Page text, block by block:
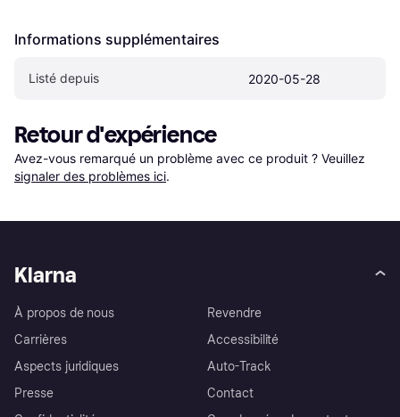
Informations supplémentaires
Listé depuis 2020-05-28
Retour d'expérience
Avez-vous remarqué un problème avec ce produit ? Veuillez
signaler des problèmes ici.
Klarna
À propos de nous
Carrières
Aspects juridiques
Presse
Revendre
Accessibilité
Auto-Track
Contact